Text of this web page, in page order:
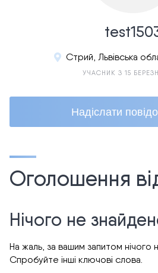
Стрий, Львівська
УЧАСНИК З 15
Надіслати
Оголошення
Нічого не
На жаль, за вашим запитом нічого
Спробуйте інші ключові слова.